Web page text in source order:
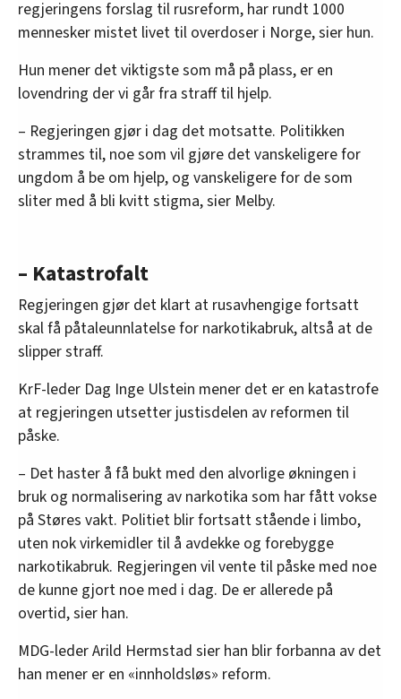
regjeringens forslag til rusreform, har rundt 1000
mennesker mistet livet til overdoser i Norge, sier hun.
Hun mener det viktigste som må på plass, er en
lovendring der vi går fra straff til hjelp.
– Regjeringen gjør i dag det motsatte. Politikken
strammes til, noe som vil gjøre det vanskeligere for
ungdom å be om hjelp, og vanskeligere for de som
sliter med å bli kvitt stigma, sier Melby.
– Katastrofalt
Regjeringen gjør det klart at rusavhengige fortsatt
skal få påtaleunnlatelse for narkotikabruk, altså at de
slipper straff.
KrF-leder Dag Inge Ulstein mener det er en katastrofe
at regjeringen utsetter justisdelen av reformen til
påske.
– Det haster å få bukt med den alvorlige økningen i
bruk og normalisering av narkotika som har fått vokse
på Støres vakt. Politiet blir fortsatt stående i limbo,
uten nok virkemidler til å avdekke og forebygge
narkotikabruk. Regjeringen vil vente til påske med noe
de kunne gjort noe med i dag. De er allerede på
overtid, sier han.
MDG-leder Arild Hermstad sier han blir forbanna av det
han mener er en «innholdsløs» reform.